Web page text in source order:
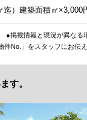
迄）建築面積㎡×3,000
●掲載情報と現況が異なる
件No.」をスタッフにお伝
す。